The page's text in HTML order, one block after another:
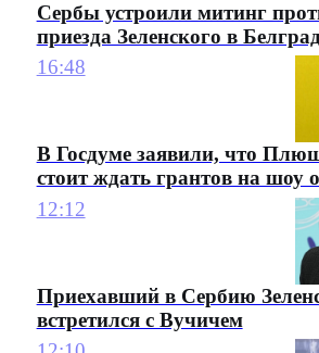
Сербы устроили митинг
приезда Зеленского в Белград
16:48
В Госдуме заявили, что
стоит ждать грантов на шоу
12:12
Приехавший в Сербию
встретился с Вучичем